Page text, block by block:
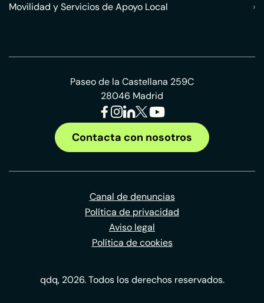
Movilidad y Servicios de Apoyo Local
›
Paseo de la Castellana 259C
28046 Madrid
Contacta con nosotros
Canal de denuncias
Política de privacidad
Aviso legal
Política de cookies
qdq, 2026. Todos los derechos reservados.